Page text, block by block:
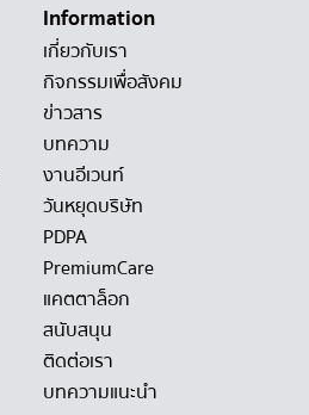
Information
เกี่ยวกับเรา
กิจกรรมเพื่อสังคม
ข่าวสาร
บทความ
งานอีเวนท์
วันหยุดบริษัท
PDPA
PremiumCare
แคตตาล็อก
สนับสนุน
ติดต่อเรา
บทความแนะนำ